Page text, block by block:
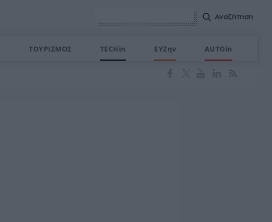
ΤΟΥΡΙΣΜΟΣ TECHin ΕΥΖην AUTOin